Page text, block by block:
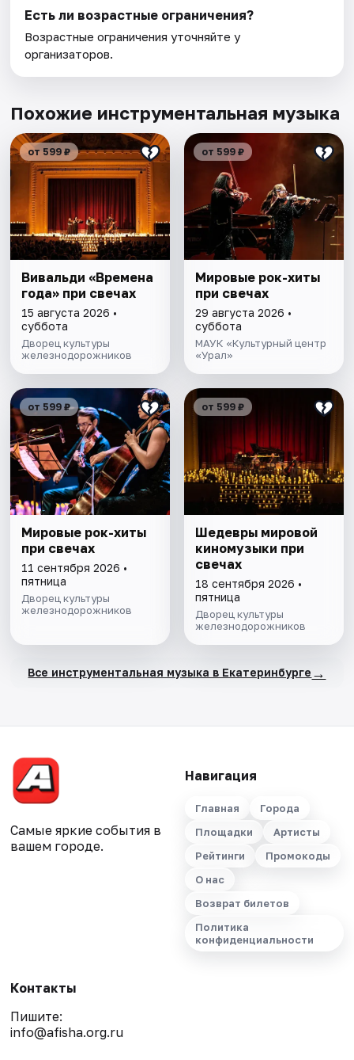
Есть ли возрастные ограничения?
Возрастные ограничения уточняйте у
организаторов.
Похожие инструментальная музыка
от 599 ₽
Вивальди «Времена
года» при свечах
15 августа 2026 •
суббота
Дворец культуры
железнодорожников
от 599 ₽
Мировые рок-хиты
при свечах
29 августа 2026 •
суббота
МАУК «Культурный центр
«Урал»
от 599 ₽
Мировые рок-хиты
при свечах
11 сентября 2026 •
пятница
Дворец культуры
железнодорожников
от 599 ₽
Шедевры мировой
киномузыки при
свечах
18 сентября 2026 •
пятница
Дворец культуры
железнодорожников
Все инструментальная музыка в Екатеринбурге →
Самые яркие события в
вашем городе.
Навигация
Главная
Города
Площадки
Артисты
Рейтинги
Промокоды
О нас
Возврат билетов
Политика
конфиденциальности
Контакты
Пишите:
info@afisha.org.ru